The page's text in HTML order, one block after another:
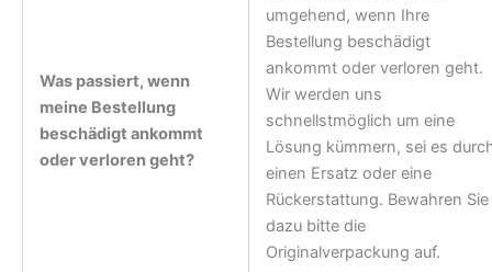
Was passiert, wenn
meine Bestellung
beschädigt ankommt
oder verloren geht?
umgehend, wenn Ihre
Bestellung beschädigt
ankommt oder verloren geht.
Wir werden uns
schnellstmöglich um eine
Lösung kümmern, sei es
einen Ersatz oder eine
Rückerstattung. Bewahren Sie
dazu bitte die
Originalverpackung auf.